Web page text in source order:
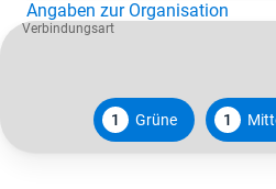
Angaben zur Organisation
1 Grüne 1
Verbindungsart